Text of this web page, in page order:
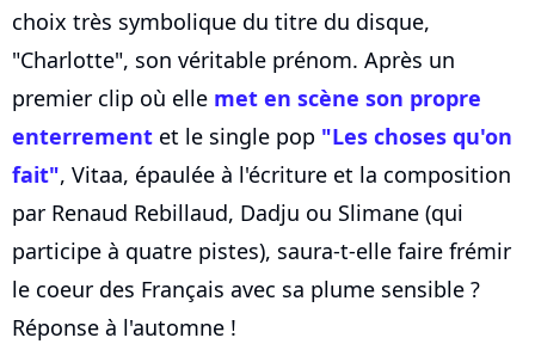
choix très symbolique du titre du disque,
"Charlotte", son véritable prénom. Après un
premier clip où elle met en scène son propre
enterrement et le single pop "Les choses qu'on
fait", Vitaa, épaulée à l'écriture et la composition
par Renaud Rebillaud, Dadju ou Slimane (qui
participe à quatre pistes), saura-t-elle faire frémir
le coeur des Français avec sa plume sensible ?
Réponse à l'automne !